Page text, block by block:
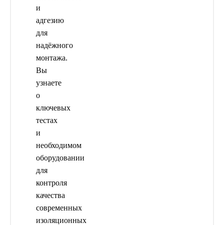
и
адгезию
для
надёжного
монтажа.
Вы
узнаете
о
ключевых
тестах
и
необходимом
оборудовании
для
контроля
качества
современных
изоляционных